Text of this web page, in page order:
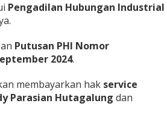
Pengadilan Hubungan Industrial
Putusan PHI Nomor
2024.
membayarkan hak service
Parasian Hutagalung dan